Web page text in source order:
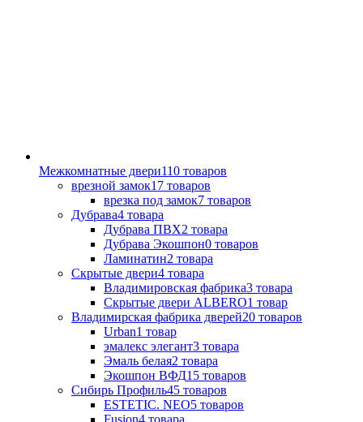
Межкомнатные двери110 товаров
врезной замок17 товаров
врезка под замок7 товаров
Дубрава4 товара
Дубрава ПВХ2 товара
Дубрава Экошпон0 товаров
Ламинатин2 товара
Скрытые двери4 товара
Владимировская фабрика3 товара
Скрытые двери ALBERO1 товар
Владимирская фабрика дверей20 товаров
Urban1 товар
эмалекс элегант3 товара
Эмаль белая2 товара
Экошпон ВФД15 товаров
Сибирь Профиль45 товаров
ESTETIC. NEO5 товаров
Fusion4 товара